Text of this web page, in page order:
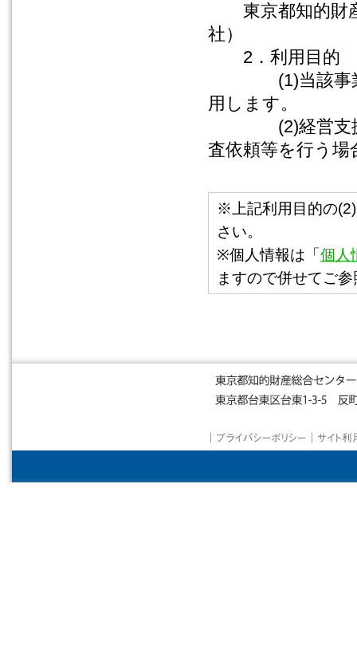
東京都知的財産
社）
2．利用目的
(1)当該事業の
用します。
(2)経営支援・
査依頼等を行う
※上記利用目的の
さい。
※個人情報は「 個人
ますので併せてご